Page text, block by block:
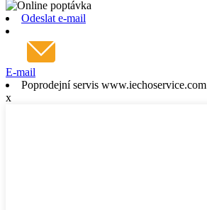
Odeslat e-mail
E-mail
Poprodejní servis www.iechoservice.com
x